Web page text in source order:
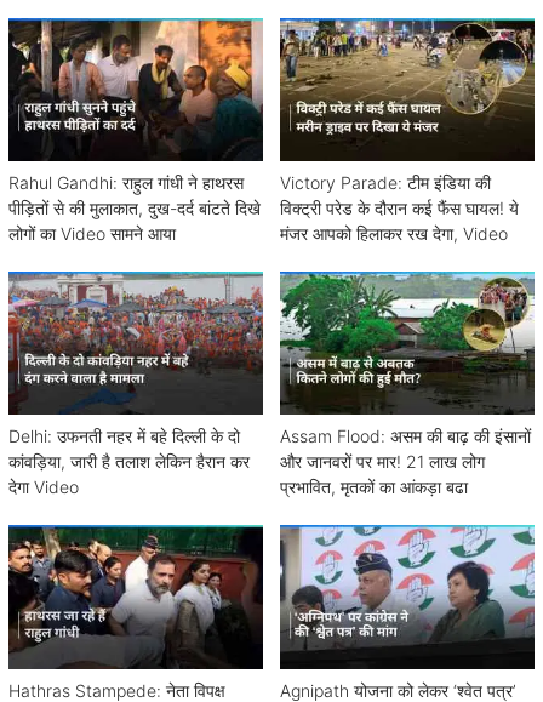
Rahul Gandhi: राहुल गांधी ने हाथरस
पीड़ितों से की मुलाकात, दुख-दर्द बांटते दिखे
लोगों का Video सामने आया
Victory Parade: टीम इंडिया की
विक्ट्री परेड के दौरान कई फैंस घायल! ये
मंजर आपको हिलाकर रख देगा, Video
Delhi: उफनती नहर में बहे दिल्ली के दो
कांवड़िया, जारी है तलाश लेकिन हैरान कर
देगा Video
Assam Flood: असम की बाढ़ की इंसानों
और जानवरों पर मार! 21 लाख लोग
प्रभावित, मृतकों का आंकड़ा बढा
Hathras Stampede: नेता विपक्ष
Agnipath योजना को लेकर ‘श्वेत पत्र’